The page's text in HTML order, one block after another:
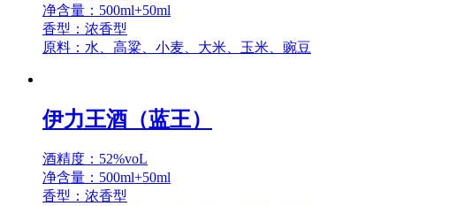
净含量：500ml+50ml
香型：浓香型
原料：水、高粱、小麦、大米、玉米、豌豆
伊力王酒（蓝王）
酒精度：52%voL
净含量：500ml+50ml
香型：浓香型